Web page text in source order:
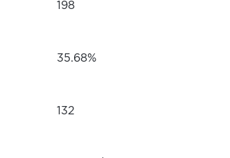
198
35.68%
132